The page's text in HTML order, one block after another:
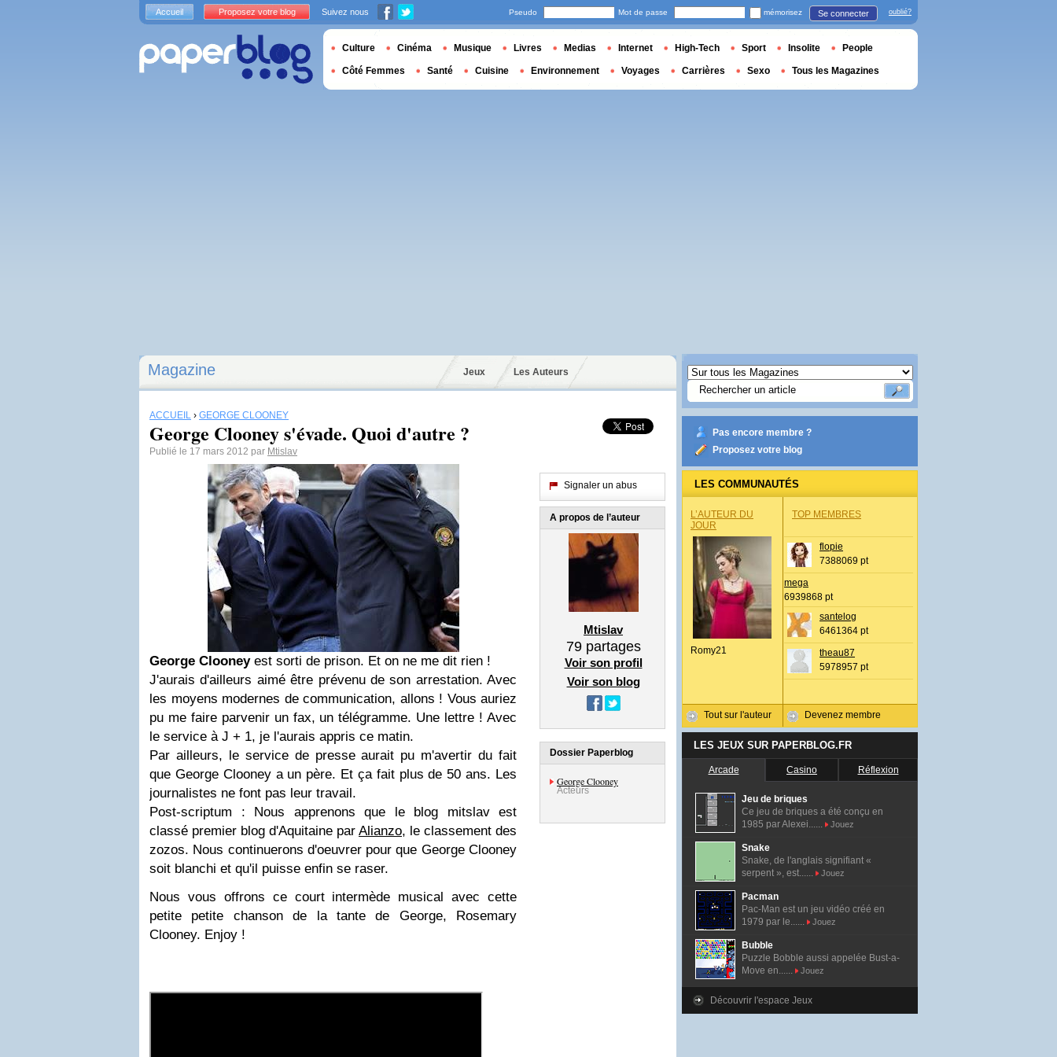
Magazine Jeux Les Auteurs
ACCUEIL › GEORGE CLOONEY
George Clooney s'évade. Quoi d'autre ?
Publié le 17 mars 2012 par Mtislav
George Clooneyest sorti de prison. Et on ne me dit rien !
J'aurais d'ailleurs aimé être prévenu de son arrestation. Avec
les moyens modernes de communication, allons ! Vous auriez
pu me faire parvenir un fax, un télégramme. Une lettre ! Avec
le service à J + 1, je l'aurais appris ce matin.
Par ailleurs, le service de presse aurait pu m'avertir du fait
que George Clooney a un père. Et ça fait plus de 50 ans. Les
journalistes ne font pas leur travail.
Post-scriptum : Nous apprenons que le blog mitslav est
classé premier blog d'Aquitaine par Alianzo, le classement des
zozos. Nous continuerons d'oeuvrer pour que George Clooney
soit blanchi et qu'il puisse enfin se raser.
Nous vous offrons ce court intermède musical avec cette
petite petite chanson de la tante de George, Rosemary
Clooney. Enjoy !
Signaler un abus
A propos de l’auteur
Mtislav
79partages
Voir son profil
Voir son blog
Dossier Paperblog
George Clooney
Acteurs
Pas encore membre ?
Proposez votre blog
LES COMMUNAUTÉS
L’AUTEUR DU
JOUR
Romy21
Tout sur l'auteur
TOP MEMBRES
flopie
7388069 pt
mega
6939868 pt
santelog
6461364 pt
theau87
5978957 pt
Devenez membre
LES JEUX SUR PAPERBLOG.FR
Arcade Casino Réflexion
Jeu de briques
Ce jeu de briques a été conçu en
1985 par Alexei......
Jouez
Snake
Snake, de l'anglais signifiant «
serpent », est......
Jouez
Pacman
Pac-Man est un jeu vidéo créé en
1979 par le......
Jouez
Bubble
Puzzle Bobble aussi appelée Bust-a-
Move en......
Jouez
Découvrir l'espace Jeux
Accueil Proposez votre blog Suivez nous Pseudo Mot de passe mémorisez Se connecter oublié?
Culture Cinéma Musique Livres Medias Internet High-Tech Sport Insolite People
Côté Femmes Santé Cuisine Environnement Voyages Carrières Sexo Tous les Magazines